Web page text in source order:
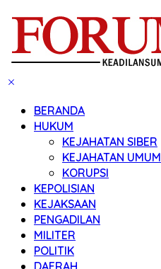
BERANDA
HUKUM
KEJAHATAN SIBER
KEJAHATAN UMUM
KORUPSI
KEPOLISIAN
KEJAKSAAN
PENGADILAN
MILITER
POLITIK
DAERAH